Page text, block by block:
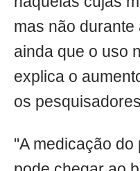
mas não
ainda que o uso
explica o
os
"A medicação do